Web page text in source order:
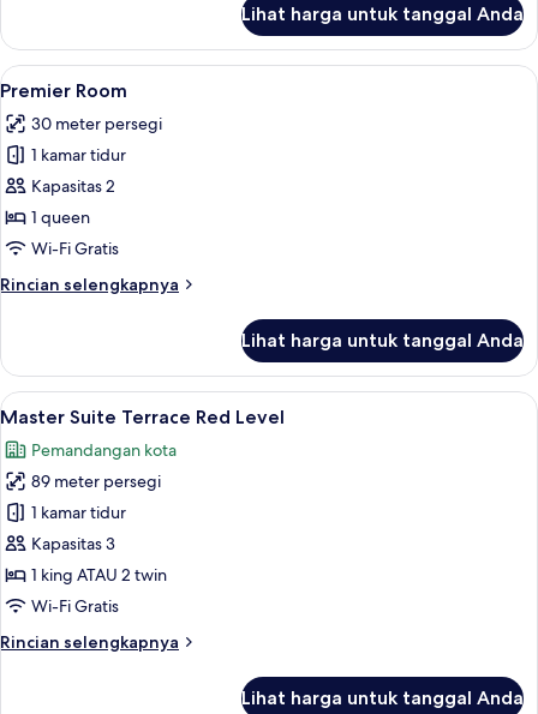
(2+1)
Fenix
Penthouse
Suite
Level
(2+1)
Lihat harga untuk tanggal Anda
Lihat
semua
foto
untuk
Premier
Room
Seprai premium, selimut bulu angsa,
4
Premier Room
30 meter persegi
1 kamar tidur
Kapasitas 2
1 queen
Wi-Fi Gratis
Rincian selengkapnya
Rincian
Premier
Room
Lihat harga untuk tanggal Anda
Lihat
semua
foto
untuk
Master
Suite
Terrace
Red
Seprai premium, selimut bulu angsa,
6
Master Suite Terrace Red Level
Pemandangan kota
89 meter persegi
1 kamar tidur
Kapasitas 3
1 king ATAU 2 twin
Wi-Fi Gratis
Rincian selengkapnya
Rincian
Lihat harga untuk tanggal Anda